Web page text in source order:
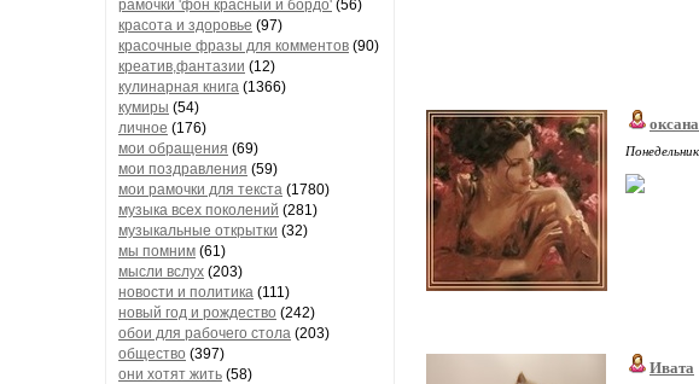
рамочки 'фон красный и бордо' (56)
красота и здоровье (97)
красочные фразы для комментов (90)
креатив,фантазии (12)
кулинарная книга (1366)
кумиры (54)
личное (176)
мои обращения (69)
мои поздравления (59)
мои рамочки для текста (1780)
музыка всех поколений (281)
музыкальные открытки (32)
мы помним (61)
мысли вслух (203)
новости и политика (111)
новый год и рождество (242)
обои для рабочего стола (203)
общество (397)
они хотят жить (58)
Ивата